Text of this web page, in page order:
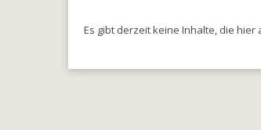
Es gibt derzeit keine Inhalte, die